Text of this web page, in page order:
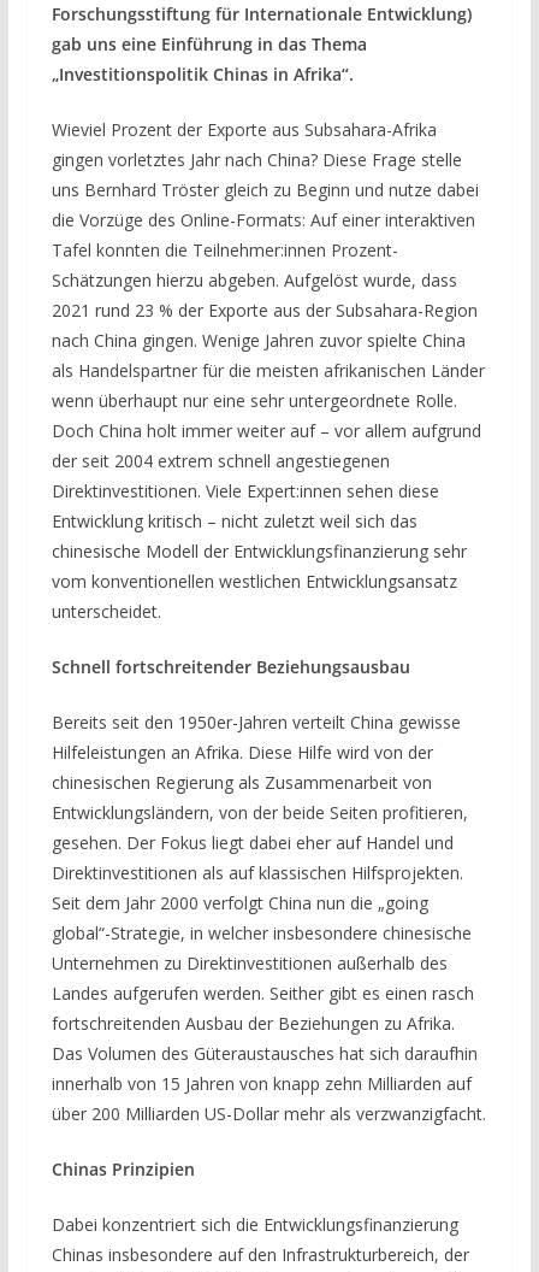
Forschungsstiftung für Internationale Entwicklung)
gab uns eine Einführung in das Thema
„Investitionspolitik Chinas in Afrika“.
Wieviel Prozent der Exporte aus Subsahara-Afrika
gingen vorletztes Jahr nach China? Diese Frage stelle
uns Bernhard Tröster gleich zu Beginn und nutze dabei
die Vorzüge des Online-Formats: Auf einer interaktiven
Tafel konnten die Teilnehmer:innen Prozent-
Schätzungen hierzu abgeben. Aufgelöst wurde, dass
2021 rund 23 % der Exporte aus der Subsahara-Region
nach China gingen. Wenige Jahren zuvor spielte China
als Handelspartner für die meisten afrikanischen Länder
wenn überhaupt nur eine sehr untergeordnete Rolle.
Doch China holt immer weiter auf – vor allem aufgrund
der seit 2004 extrem schnell angestiegenen
Direktinvestitionen. Viele Expert:innen sehen diese
Entwicklung kritisch – nicht zuletzt weil sich das
chinesische Modell der Entwicklungsfinanzierung sehr
vom konventionellen westlichen Entwicklungsansatz
unterscheidet.
Schnell fortschreitender Beziehungsausbau
Bereits seit den 1950er-Jahren verteilt China gewisse
Hilfeleistungen an Afrika. Diese Hilfe wird von der
chinesischen Regierung als Zusammenarbeit von
Entwicklungsländern, von der beide Seiten profitieren,
gesehen. Der Fokus liegt dabei eher auf Handel und
Direktinvestitionen als auf klassischen Hilfsprojekten.
Seit dem Jahr 2000 verfolgt China nun die „going
global“-Strategie, in welcher insbesondere chinesische
Unternehmen zu Direktinvestitionen außerhalb des
Landes aufgerufen werden. Seither gibt es einen rasch
fortschreitenden Ausbau der Beziehungen zu Afrika.
Das Volumen des Güteraustausches hat sich daraufhin
innerhalb von 15 Jahren von knapp zehn Milliarden auf
über 200 Milliarden US-Dollar mehr als verzwanzigfacht.
Chinas Prinzipien
Dabei konzentriert sich die Entwicklungsfinanzierung
Chinas insbesondere auf den Infrastrukturbereich, der